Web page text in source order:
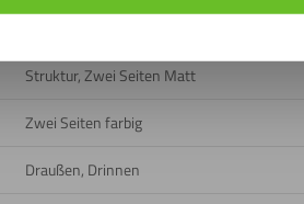
Struktur, Zwei Seiten Matt
Zwei Seiten farbig
Draußen, Drinnen